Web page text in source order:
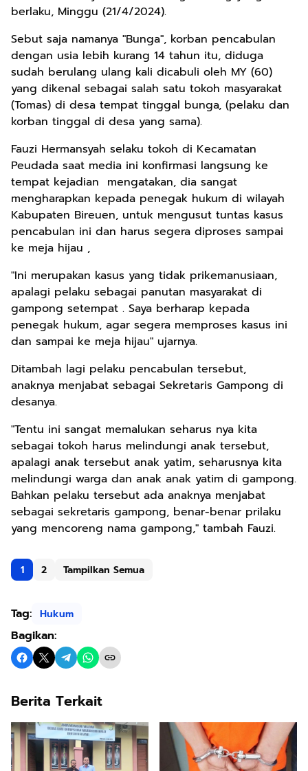
berlaku, Minggu (21/4/2024).
Sebut saja namanya "Bunga", korban pencabulan
dengan usia lebih kurang 14 tahun itu, diduga
sudah berulang ulang kali dicabuli oleh MY (60)
yang dikenal sebagai salah satu tokoh masyarakat
(Tomas) di desa tempat tinggal bunga, (pelaku dan
korban tinggal di desa yang sama).
Fauzi Hermansyah selaku tokoh di Kecamatan
Peudada saat media ini konfirmasi langsung ke
tempat kejadian mengatakan, dia sangat
mengharapkan kepada penegak hukum di wilayah
Kabupaten Bireuen, untuk mengusut tuntas kasus
pencabulan ini dan harus segera diproses sampai
ke meja hijau ,
"Ini merupakan kasus yang tidak prikemanusiaan,
apalagi pelaku sebagai panutan masyarakat di
gampong setempat . Saya berharap kepada
penegak hukum, agar segera memproses kasus ini
dan sampai ke meja hijau" ujarnya.
Ditambah lagi pelaku pencabulan tersebut,
anaknya menjabat sebagai Sekretaris Gampong di
desanya.
"Tentu ini sangat memalukan seharus nya kita
sebagai tokoh harus melindungi anak tersebut,
apalagi anak tersebut anak yatim, seharusnya kita
melindungi warga dan anak anak yatim di gampong.
Bahkan pelaku tersebut ada anaknya menjabat
sebagai sekretaris gampong, benar-benar prilaku
yang mencoreng nama gampong," tambah Fauzi.
1 2 Tampilkan Semua
Tag: Hukum
Bagikan:
Berita Terkait